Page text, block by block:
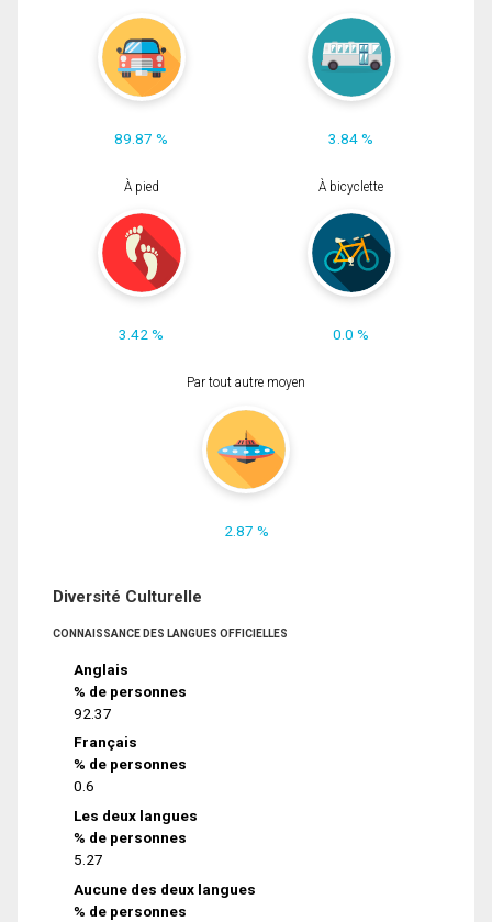
89.87 % 3.84 %
À pied
3.42 %
À bicyclette
0.0 %
Par tout autre moyen
2.87 %
Diversité Culturelle
CONNAISSANCE DES LANGUES OFFICIELLES
Anglais
% de personnes
92.37
Français
% de personnes
0.6
Les deux langues
% de personnes
5.27
Aucune des deux langues
% de personnes